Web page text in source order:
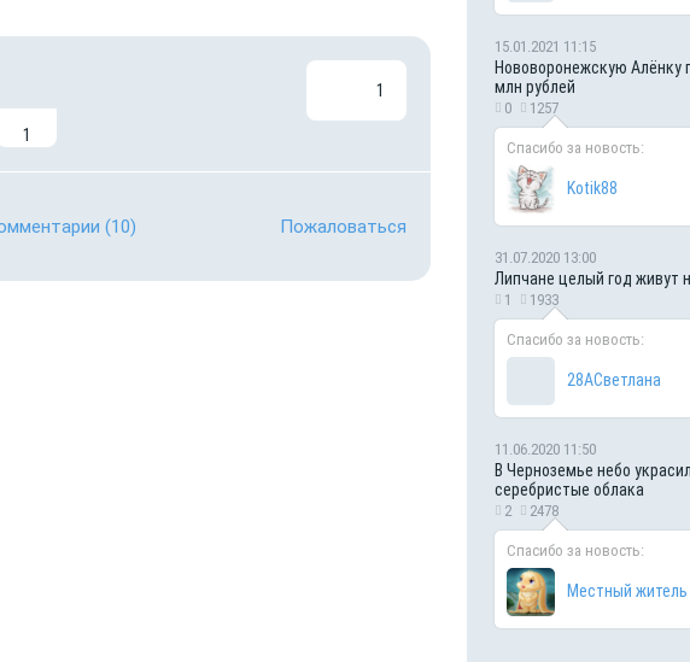
1
1
(10) Пожаловаться
15.01.2021 11:15
Нововоронежскую Алёнку
млн рублей
0 1257
Спасибо за новость:
Kotik88
31.07.2020 13:00
Липчане целый год живут
1 1933
Спасибо за новость:
28АСветлана
11.06.2020 11:50
В Черноземье небо
серебристые облака
2 2478
Спасибо за новость:
Местный житель